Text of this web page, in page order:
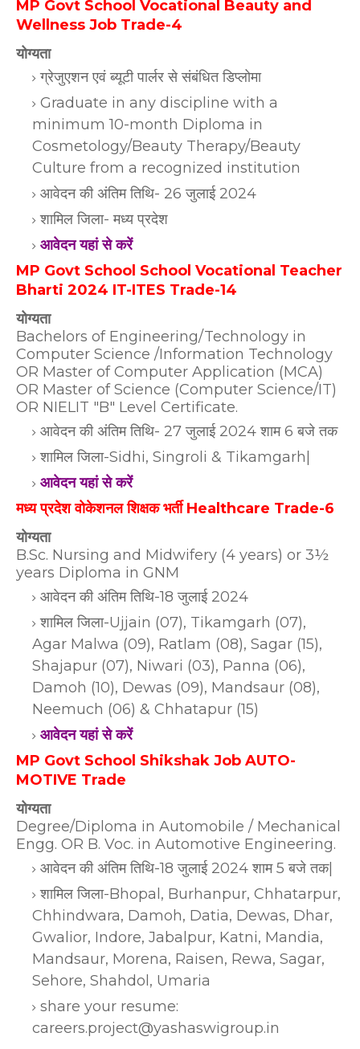
MP Govt School Vocational Beauty and
Wellness Job Trade-4
योग्यता
ग्रेजुएशन एवं ब्यूटी पार्लर से संबंधित डिप्लोमा
Graduate in any discipline with a
minimum 10-month Diploma in
Cosmetology/Beauty Therapy/Beauty
Culture from a recognized institution
आवेदन की अंतिम तिथि- 26 जुलाई 2024
शामिल जिला- मध्य प्रदेश
आवेदन यहां से करें
MP Govt School School Vocational Teacher
Bharti 2024 IT-ITES Trade-14
योग्यता
Bachelors of Engineering/Technology in
Computer Science /Information Technology
OR Master of Computer Application (MCA)
OR Master of Science (Computer Science/IT)
OR NIELIT "B" Level Certificate.
आवेदन की अंतिम तिथि- 27 जुलाई 2024 शाम 6 बजे तक
शामिल जिला-Sidhi, Singroli & Tikamgarh|
आवेदन यहां से करें
मध्य प्रदेश वोकेशनल शिक्षक भर्ती Healthcare Trade-6
योग्यता
B.Sc. Nursing and Midwifery (4 years) or 3½
years Diploma in GNM
आवेदन की अंतिम तिथि-18 जुलाई 2024
शामिल जिला-Ujjain (07), Tikamgarh (07),
Agar Malwa (09), Ratlam (08), Sagar (15),
Shajapur (07), Niwari (03), Panna (06),
Damoh (10), Dewas (09), Mandsaur (08),
Neemuch (06) & Chhatapur (15)
आवेदन यहां से करें
MP Govt School Shikshak Job AUTO-
MOTIVE Trade
योग्यता
Degree/Diploma in Automobile / Mechanical
Engg. OR B. Voc. in Automotive Engineering.
आवेदन की अंतिम तिथि-18 जुलाई 2024 शाम 5 बजे तक|
शामिल जिला-Bhopal, Burhanpur, Chhatarpur,
Chhindwara, Damoh, Datia, Dewas, Dhar,
Gwalior, Indore, Jabalpur, Katni, Mandia,
Mandsaur, Morena, Raisen, Rewa, Sagar,
Sehore, Shahdol, Umaria
share your resume:
careers.project@yashaswigroup.in